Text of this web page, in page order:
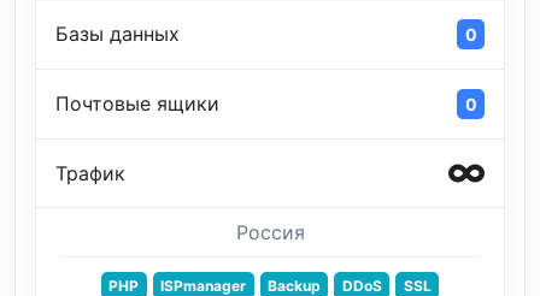
Базы данных 0
Почтовые ящики 0
Трафик
Россия
PHP ISPmanager Backup DDoS SSL